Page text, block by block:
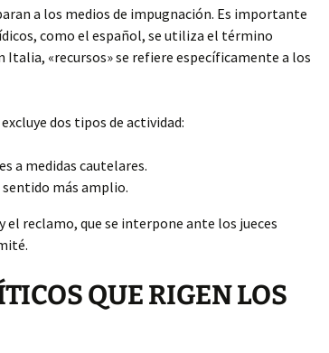
a los medios de impugnación. Es importante
como el español, se utiliza el término
Italia, «recursos» se refiere específicamente a los
dos tipos de actividad:
a medidas cautelares.
sentido más amplio.
el reclamo, que se interpone ante los jueces
QUE RIGEN LOS